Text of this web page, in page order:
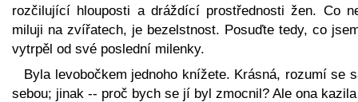
rozčilující hlouposti a dráždící prostřednosti žen. Co
miluji na zvířatech, je bezelstnost. Posuďte tedy, co
vytrpěl od své poslední milenky.
Byla levobočkem jednoho knížete. Krásná, rozumí se
sebou; jinak -- proč bych se jí byl zmocnil? Ale ona